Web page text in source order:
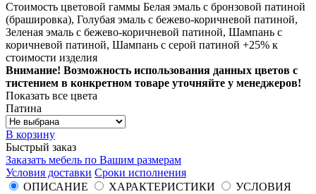
Стоимость цветовой гаммы Белая эмаль с бронзовой патиной
(брашировка), Голубая эмаль с бежево-коричневой патиной,
Зеленая эмаль с бежево-коричневой патиной, Шампань с
коричневой патиной, Шампань с серой патиной +25% к
стоимости изделия
Внимание! Возможность использования данных цветов с
тистением в конкретном товаре уточняйте у менеджеров!
Показать все цвета
Патина
В корзину
Быстрый заказ
Заказать мебель по Вашим размерам
Условия доставки Сроки исполнения
ОПИСАНИЕ
ХАРАКТЕРИСТИКИ
УСЛОВИЯ